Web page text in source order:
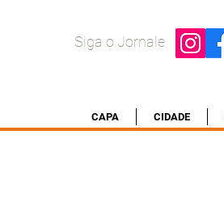
Siga o Jornale
CAPA CIDADE